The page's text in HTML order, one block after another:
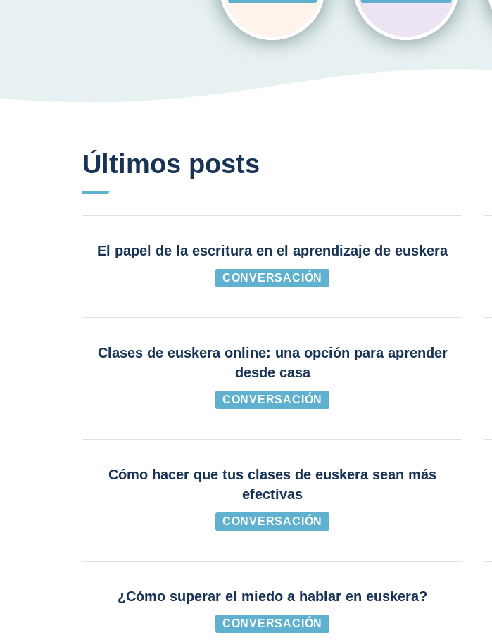
Últimos posts
El papel de la escritura en el aprendizaje de euskera
CONVERSACIÓN
Clases de euskera online: una opción para aprender
desde casa
CONVERSACIÓN
Cómo hacer que tus clases de euskera sean más
efectivas
CONVERSACIÓN
¿Cómo superar el miedo a hablar en euskera?
CONVERSACIÓN